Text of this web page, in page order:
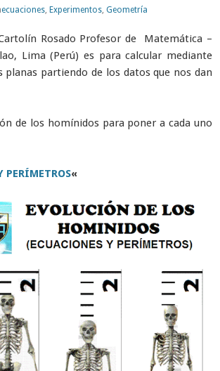
ecuaciones,Experimentos,Geometría
Rosado Profesor de Matemática –
Lima (Perú) es para calcular mediante
partiendo de los datos que nos dan
de los homínidos para poner a cada uno
PERÍMETROS«